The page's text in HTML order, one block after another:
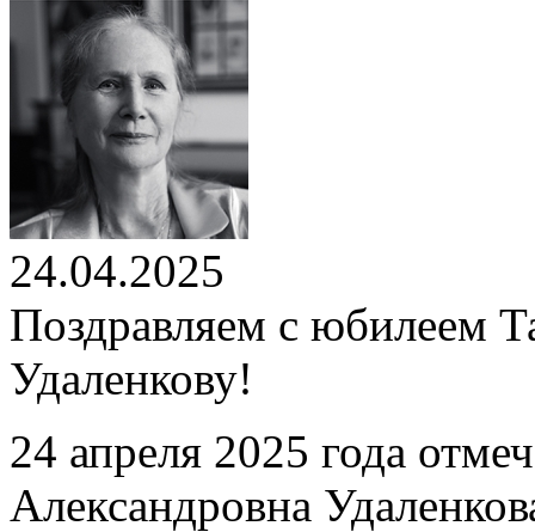
24.04.2025
Поздравляем с юбилеем
Удаленкову!
24 апреля 2025 года
Александровна